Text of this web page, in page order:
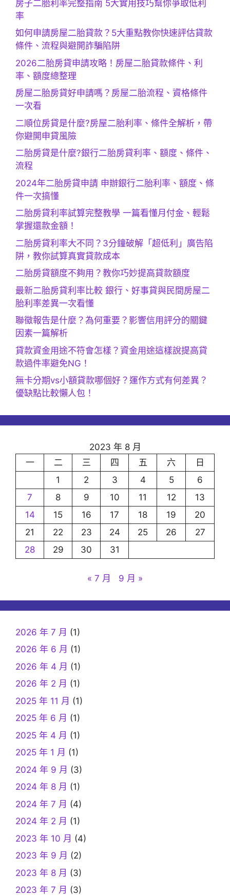
房子二胎利率完整指南 5大實用技巧幫你爭取低利
率
如何申請房屋二胎貸款？5大重點教你快速評估貸款
條件、流程與避開詐騙陷阱
2026二胎房貸申請攻略！房屋二胎貸款條件、利
率、額度總整理
房屋二胎房貸好申請嗎？房屋二胎流程、資格條件
一次看
二順位房貸是什麼?房屋二胎利率、條件全解析，帶
你避開申貸風險
二胎房貸是什麼?銀行二胎房貸利率、額度、條件、
流程
2024年二胎房貸申請 申辦銀行二胎利率、額度、條
件一次搞懂
二胎房貸利率試算完整教學 一篇看懂月付金、輕鬆
掌握還款金額！
二胎房貸利率大不同？3分鐘破解「超低利」廣告陷
阱，教你試算真實貸款成本
二胎房貸額度不夠用？教你巧妙提高貸款額度
最新二胎房貸利率比較 銀行、好事貸與民間房屋二
胎利率差異一次看懂
聯徵報告是什麼？為何重要？影響信用評分的關鍵
因素一篇解析
貸款資金用途不符會怎樣？資金用途這樣說提高貸
款過件率避免NG！
無卡分期vs小額貸款哪個好？運作方式有何差異？
優缺點比較懶人包！
2023 年 8 月
一
二 三 四 五 六
日
1
2 3 4 5
6
7
8 9 10 11 12
13
14
15 16 17 18 19
20
21
22 23 24 25 26
27
28
29 30 31
« 7 月 9 月 »
2026 年 7 月 (1)
2026 年 6 月 (1)
2026 年 4 月 (1)
2026 年 2 月 (1)
2025 年 11 月 (1)
2025 年 6 月 (1)
2025 年 4 月 (1)
2025 年 1 月 (1)
2024 年 9 月 (3)
2024 年 8 月 (1)
2024 年 7 月 (4)
2024 年 2 月 (1)
2023 年 10 月 (4)
2023 年 9 月 (2)
2023 年 8 月 (3)
2023 年 7 月 (3)